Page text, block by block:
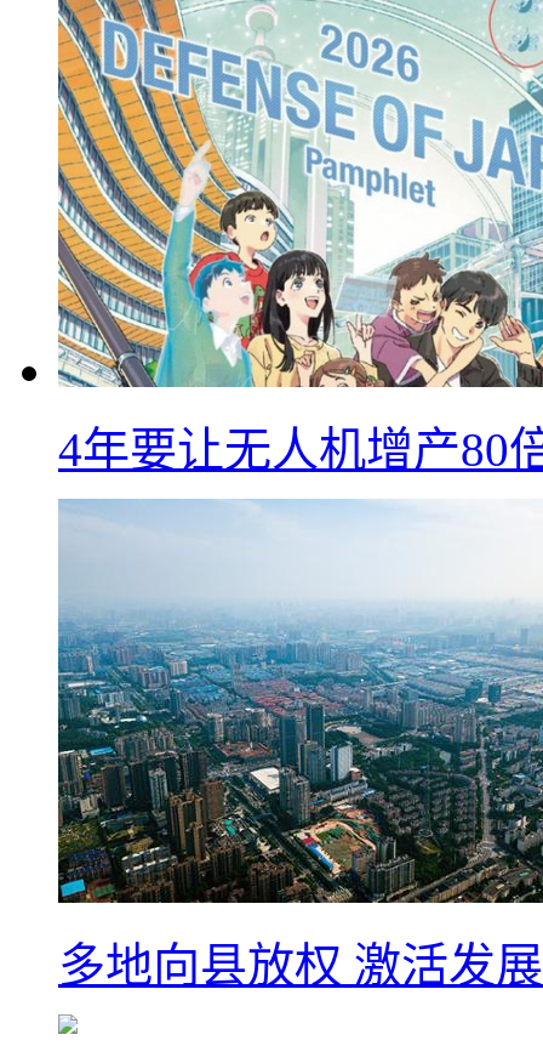
4年要让无人机增产80
多地向县放权 激活发